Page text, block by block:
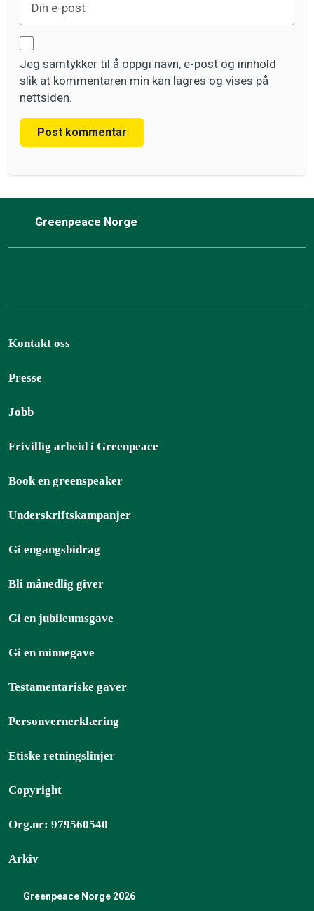
Jeg samtykker til å oppgi navn, e-post og innhold
slik at kommentaren min kan lagres og vises på
nettsiden.
Post kommentar
Greenpeace Norge
Kontakt oss
Presse
Jobb
Frivillig arbeid i Greenpeace
Book en greenspeaker
Underskriftskampanjer
Gi engangsbidrag
Bli månedlig giver
Gi en jubileumsgave
Gi en minnegave
Testamentariske gaver
Personvernerklæring
Etiske retningslinjer
Copyright
Org.nr: 979560540
Arkiv
Greenpeace Norge 2026